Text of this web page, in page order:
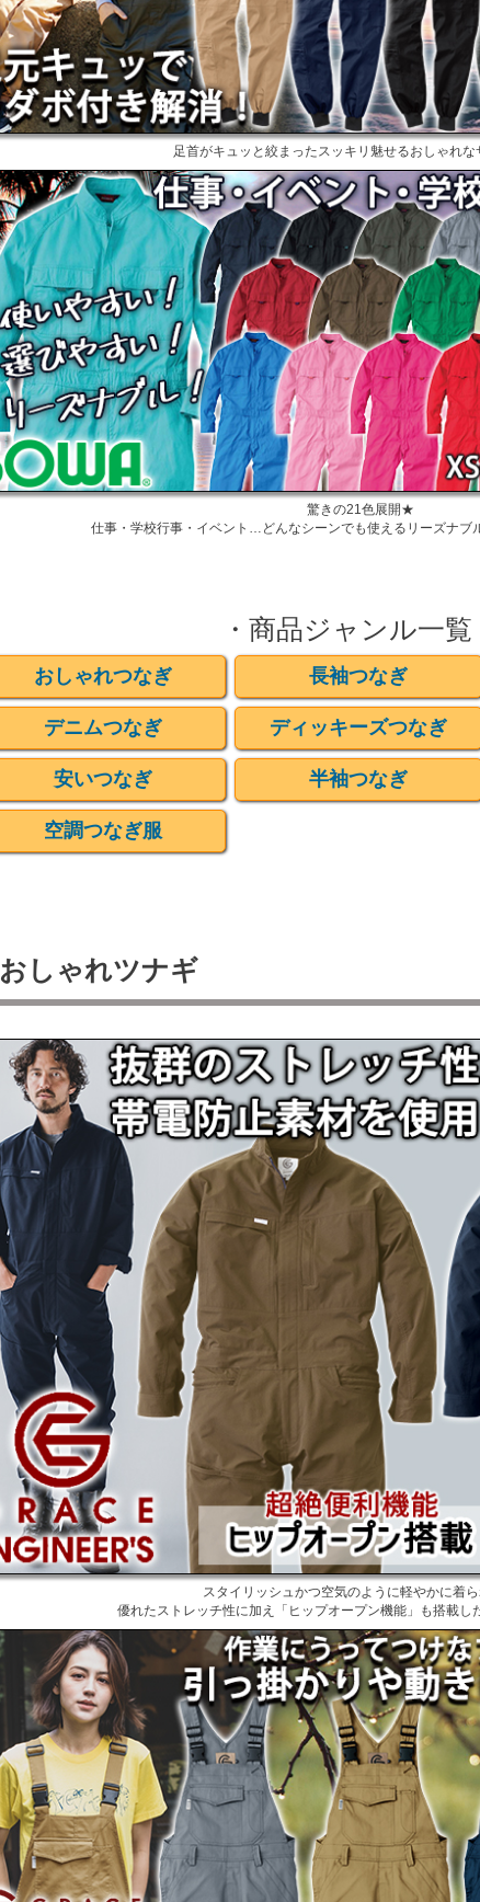
足首がキュッと絞まったスッキリ魅せるおしゃれな
驚きの21色展開★
仕事・学校行事・イベント…どんなシーンでも使えるリーズナブ
・商品ジャンル一覧
おしゃれつなぎ 長袖つなぎ
デニムつなぎ ディッキーズつなぎ
安いつなぎ 半袖つなぎ
空調つなぎ服
おしゃれツナギ
スタイリッシュかつ空気のように軽やかに着
優れたストレッチ性に加え「ヒップオープン機能」も搭載し